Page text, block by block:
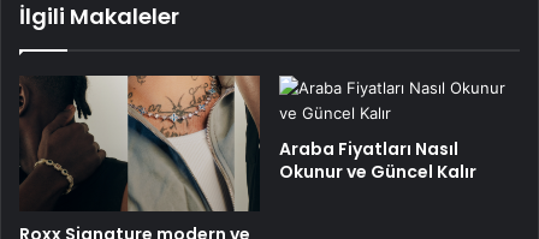
İlgili Makaleler
Roxx Signature modern ve
Araba Fiyatları Nasıl
Okunur ve Güncel Kalır